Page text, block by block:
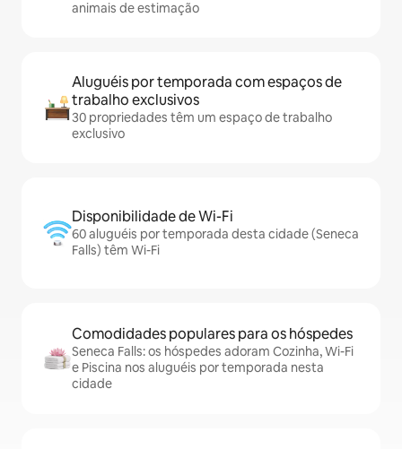
animais de estimação
Aluguéis por temporada com espaços de
trabalho exclusivos
30 propriedades têm um espaço de trabalho
exclusivo
Disponibilidade de Wi-Fi
60 aluguéis por temporada desta cidade (Seneca
Falls) têm Wi-Fi
Comodidades populares para os hóspedes
Seneca Falls: os hóspedes adoram Cozinha, Wi-Fi
e Piscina nos aluguéis por temporada nesta
cidade